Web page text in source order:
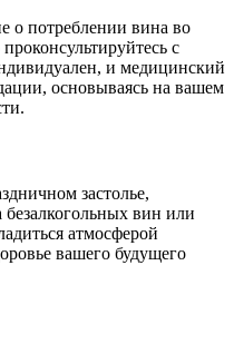
о потреблении вина во
с
и медицинский
основываясь на вашем
застолье,
вин или
атмосферой
вашего будущего